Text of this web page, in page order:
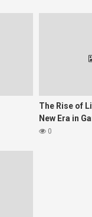
prevenirea
trasabilitate și plăți
publicului,
The Rise of
New Era in
0